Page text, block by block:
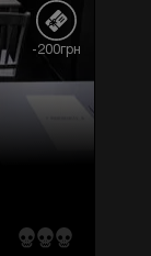
-200грн